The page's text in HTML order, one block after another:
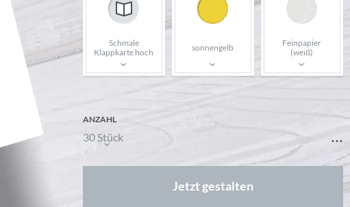
Schmale
Klappkarte hoch
sonnengelb
Feinpapier
(weiß)
ANZAHL
30 Stück ...
Jetzt gestalten